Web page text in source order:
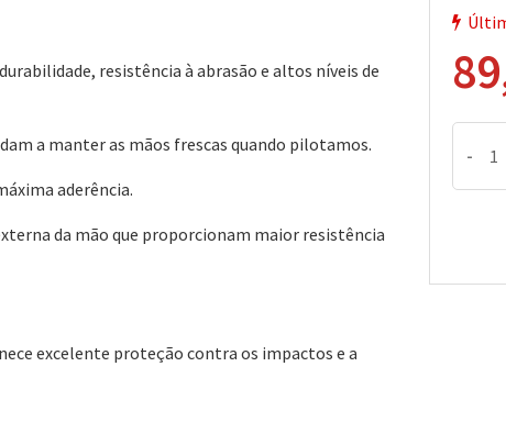
resistência à abrasão e altos níveis de
a manter as mãos frescas quando pilotamos.
aderência.
da mão que proporcionam maior resistência
excelente proteção contra os impactos e a
-